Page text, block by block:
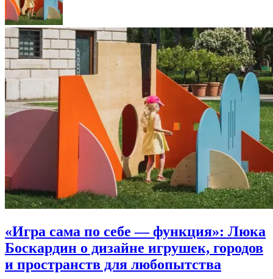
«Игра сама по себе — функция»: Люка
Боскардин о дизайне игрушек, городов
и пространств для любопытства